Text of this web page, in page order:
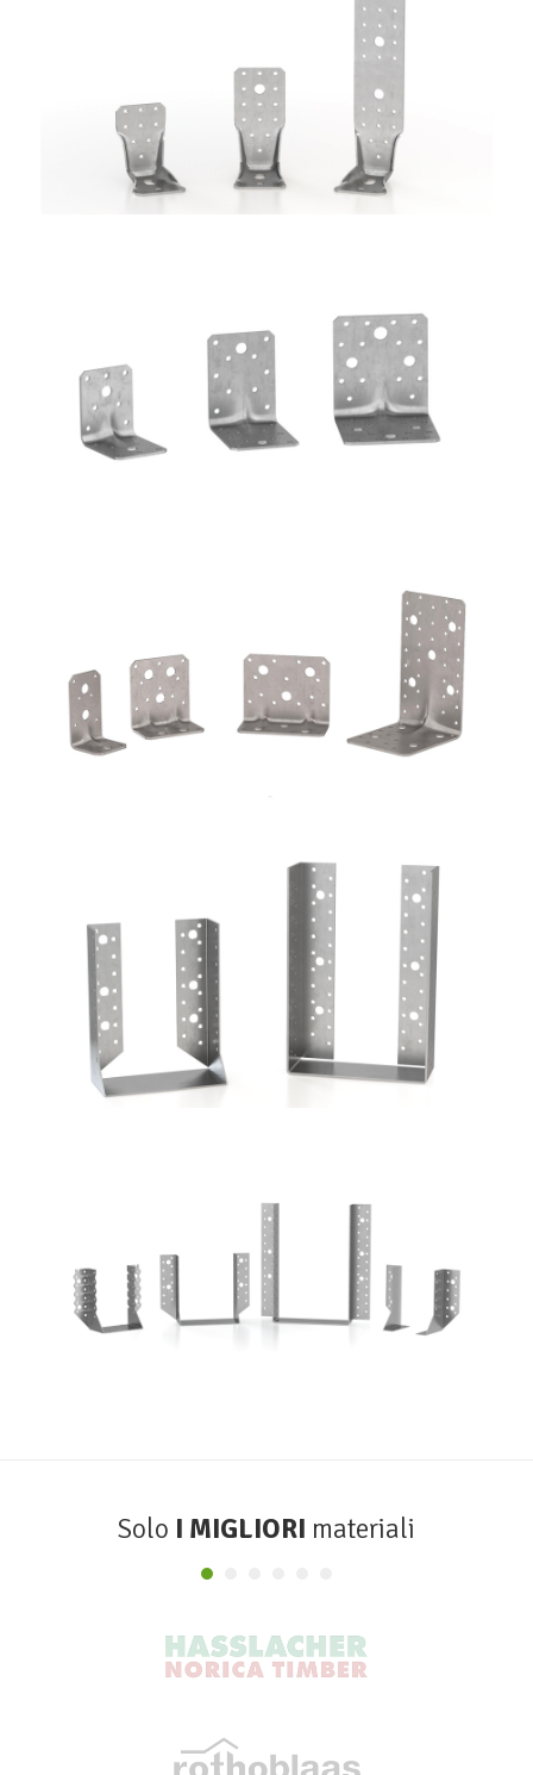
ROTHOBLAAS
Angolari WBR
ROTHOBLAAS
Angolari WVS9050 + WBR170
ROTHOBLAAS
Scarpe metalliche BSI
ROTHOBLAAS
Scarpe metalliche BSA
ROTHOBLAAS
Solo I MIGLIORI materiali